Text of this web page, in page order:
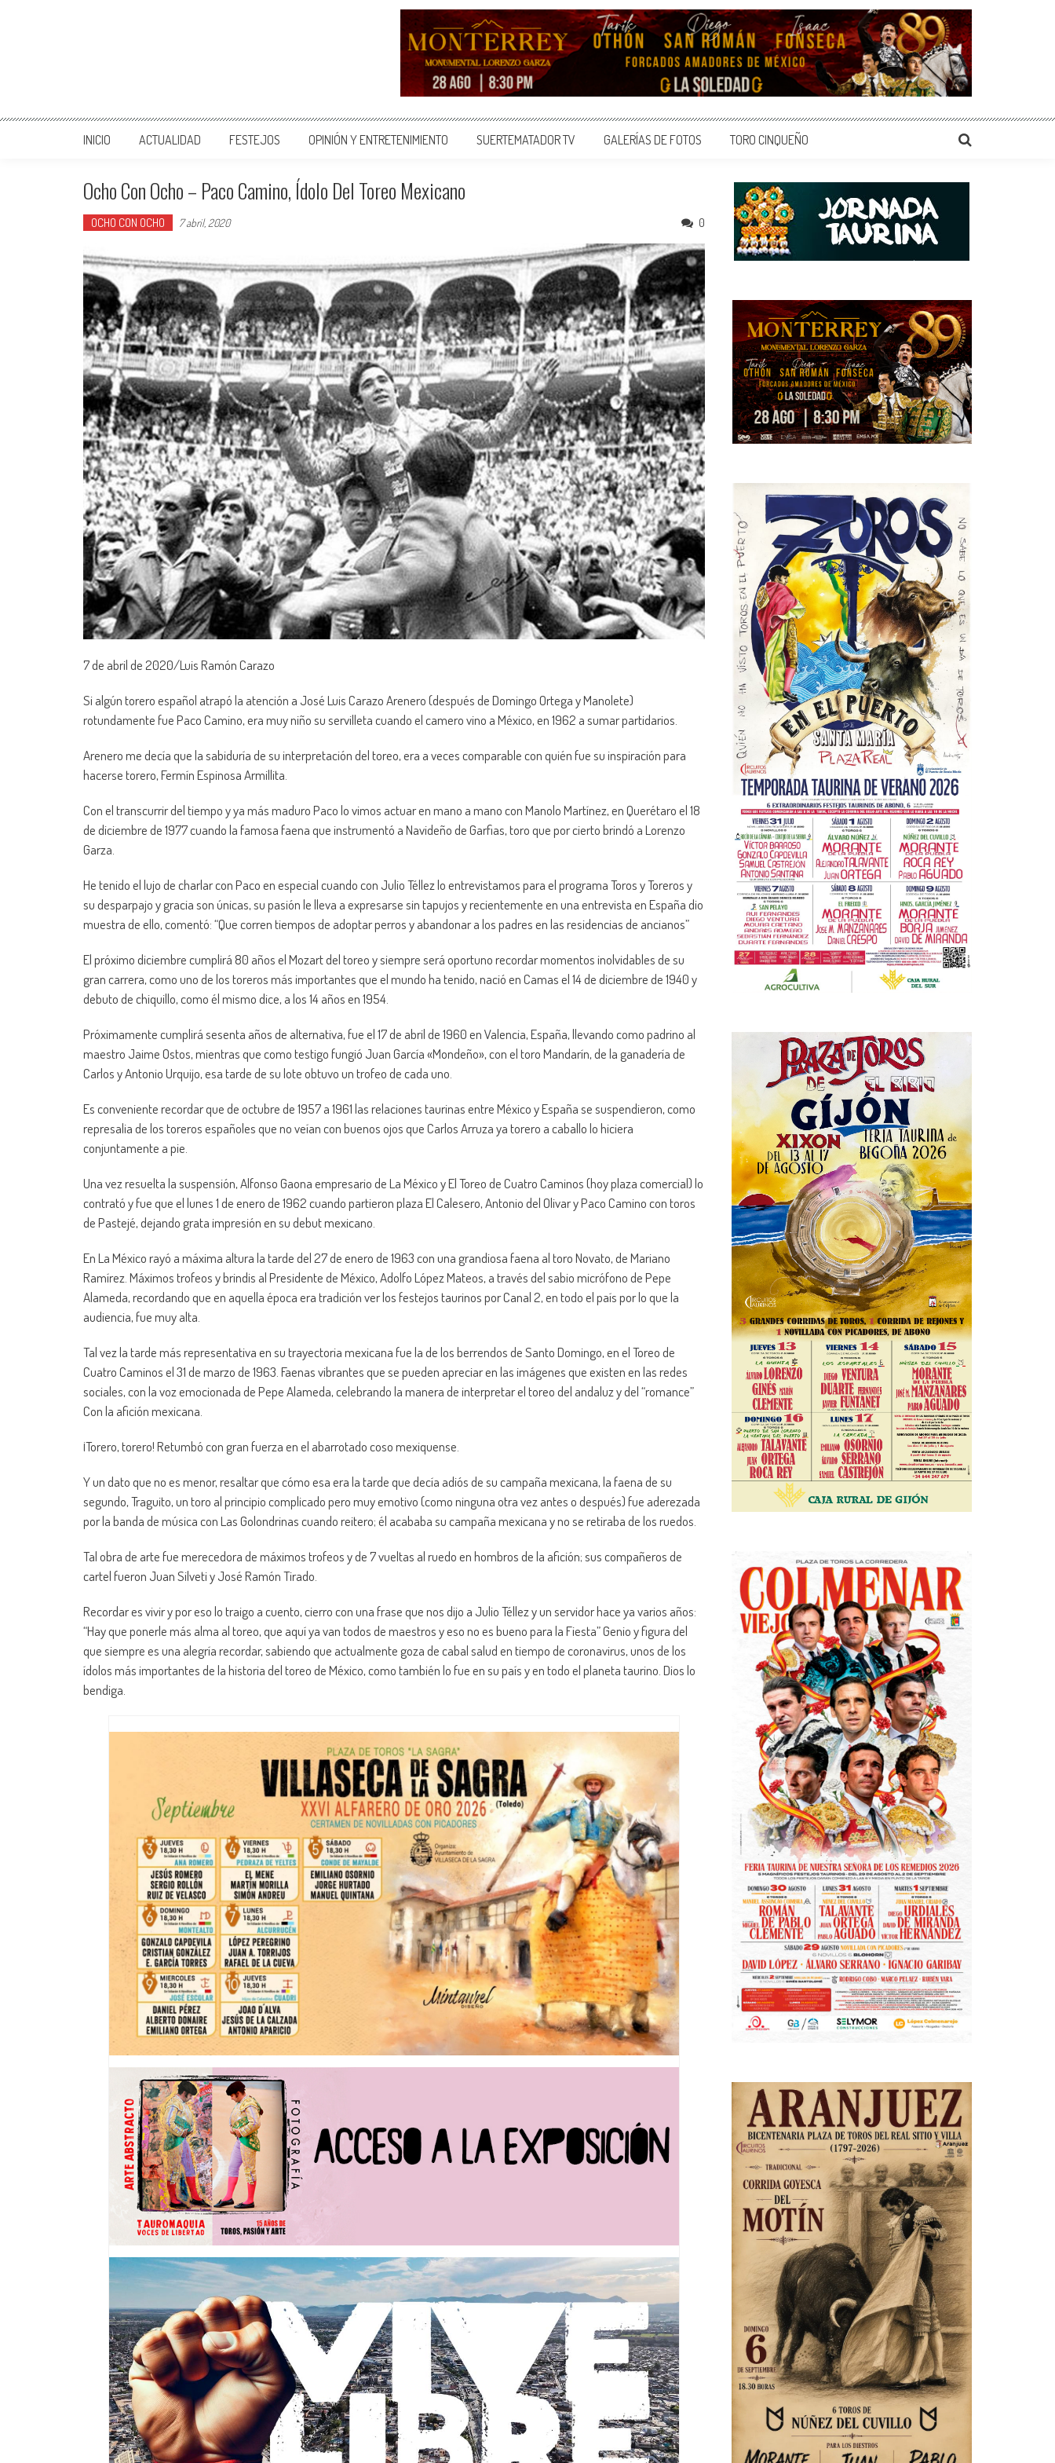
INICIO ACTUALIDAD FESTEJOS OPINIÓN Y ENTRETENIMIENTO SUERTEMATADOR TV GALERÍAS DE FOTOS TORO CINQUEÑO
Ocho Con Ocho – Paco Camino, Ídolo Del Toreo Mexicano
OCHO CON OCHO 7 abril, 2020 0
7 de abril de 2020/Luis Ramón Carazo
Si algún torero español atrapó la atención a José Luis Carazo Arenero (después de Domingo Ortega y Manolete)
rotundamente fue Paco Camino, era muy niño su servilleta cuando el camero vino a México, en 1962 a sumar partidarios.
Arenero me decía que la sabiduría de su interpretación del toreo, era a veces comparable con quién fue su inspiración para
hacerse torero, Fermín Espinosa Armillita.
Con el transcurrir del tiempo y ya más maduro Paco lo vimos actuar en mano a mano con Manolo Martínez, en Querétaro el 18
de diciembre de 1977 cuando la famosa faena que instrumentó a Navideño de Garfias, toro que por cierto brindó a Lorenzo
Garza.
He tenido el lujo de charlar con Paco en especial cuando con Julio Téllez lo entrevistamos para el programa Toros y Toreros y
su desparpajo y gracia son únicas, su pasión le lleva a expresarse sin tapujos y recientemente en una entrevista en España dio
muestra de ello, comentó: “Que corren tiempos de adoptar perros y abandonar a los padres en las residencias de ancianos”
El próximo diciembre cumplirá 80 años el Mozart del toreo y siempre será oportuno recordar momentos inolvidables de su
gran carrera, como uno de los toreros más importantes que el mundo ha tenido, nació en Camas el 14 de diciembre de 1940 y
debuto de chiquillo, como él mismo dice, a los 14 años en 1954.
Próximamente cumplirá sesenta años de alternativa, fue el 17 de abril de 1960 en Valencia, España, llevando como padrino al
maestro Jaime Ostos, mientras que como testigo fungió Juan García «Mondeño», con el toro Mandarín, de la ganadería de
Carlos y Antonio Urquijo, esa tarde de su lote obtuvo un trofeo de cada uno.
Es conveniente recordar que de octubre de 1957 a 1961 las relaciones taurinas entre México y España se suspendieron, como
represalia de los toreros españoles que no veían con buenos ojos que Carlos Arruza ya torero a caballo lo hiciera
conjuntamente a pie.
Una vez resuelta la suspensión, Alfonso Gaona empresario de La México y El Toreo de Cuatro Caminos (hoy plaza comercial) lo
contrató y fue que el lunes 1 de enero de 1962 cuando partieron plaza El Calesero, Antonio del Olivar y Paco Camino con toros
de Pastejé, dejando grata impresión en su debut mexicano.
En La México rayó a máxima altura la tarde del 27 de enero de 1963 con una grandiosa faena al toro Novato, de Mariano
Ramírez. Máximos trofeos y brindis al Presidente de México, Adolfo López Mateos, a través del sabio micrófono de Pepe
Alameda, recordando que en aquella época era tradición ver los festejos taurinos por Canal 2, en todo el país por lo que la
audiencia, fue muy alta.
Tal vez la tarde más representativa en su trayectoria mexicana fue la de los berrendos de Santo Domingo, en el Toreo de
Cuatro Caminos el 31 de marzo de 1963. Faenas vibrantes que se pueden apreciar en las imágenes que existen en las redes
sociales, con la voz emocionada de Pepe Alameda, celebrando la manera de interpretar el toreo del andaluz y del “romance”
Con la afición mexicana.
¡Torero, torero! Retumbó con gran fuerza en el abarrotado coso mexiquense.
Y un dato que no es menor, resaltar que cómo esa era la tarde que decía adiós de su campaña mexicana, la faena de su
segundo, Traguito, un toro al principio complicado pero muy emotivo (como ninguna otra vez antes o después) fue aderezada
por la banda de música con Las Golondrinas cuando reitero; él acababa su campaña mexicana y no se retiraba de los ruedos.
Tal obra de arte fue merecedora de máximos trofeos y de 7 vueltas al ruedo en hombros de la afición; sus compañeros de
cartel fueron Juan Silveti y José Ramón Tirado.
Recordar es vivir y por eso lo traigo a cuento, cierro con una frase que nos dijo a Julio Téllez y un servidor hace ya varios años:
“Hay que ponerle más alma al toreo, que aquí ya van todos de maestros y eso no es bueno para la Fiesta” Genio y figura del
que siempre es una alegría recordar, sabiendo que actualmente goza de cabal salud en tiempo de coronavirus, unos de los
ídolos más importantes de la historia del toreo de México, como también lo fue en su país y en todo el planeta taurino. Dios lo
bendiga.